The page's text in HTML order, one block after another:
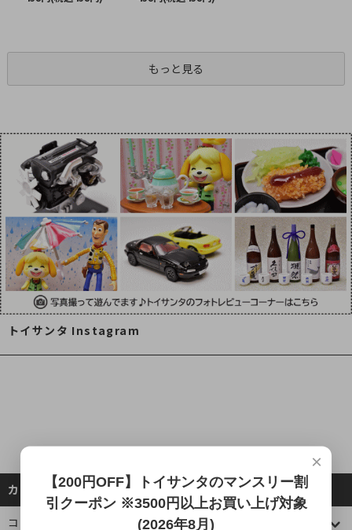
もっと見る
トイサンタ Instagram
カテゴリーから探す
コレクションケース
×
【200円OFF】トイサンタのマンスリー割
引クーポン ※3500円以上お買い上げ対象
(2026年8月)